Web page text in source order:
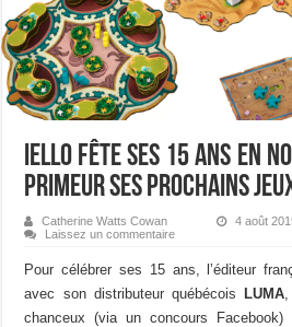
IELLO fête ses 15 ans en
primeur ses prochains
Catherine Watts Cowan 4 août
Laissez un commentaire
Pour célébrer ses 15 ans, l’éditeur
avec son distributeur québécoisLUMA
chanceux (via un concours Facebook)